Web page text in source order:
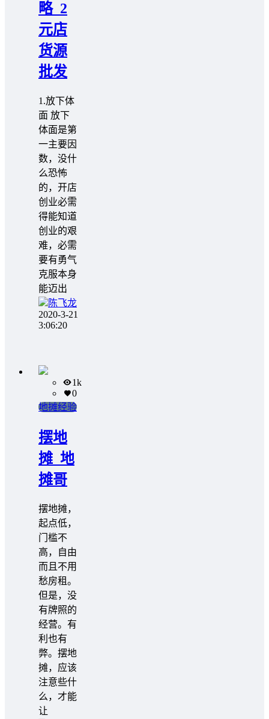
略_2
元店
货源
批发
1.放下体
面 放下
体面是第
一主要因
数，没什
么恐怖
的，开店
创业必需
得能知道
创业的艰
难，必需
要有勇气
克服本身
能迈出
陈飞龙
2020-3-21
3:06:20
1k
0
地摊经验
摆地
摊_地
摊哥
摆地摊，
起点低，
门槛不
高，自由
而且不用
愁房租。
但是，没
有牌照的
经营。有
利也有
弊。摆地
摊，应该
注意些什
么，才能
让